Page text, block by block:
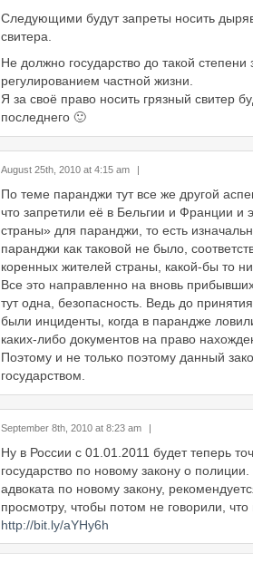
Следующими будут запреты носить
свитера.
Не должно государство до такой степени
регулированием частной жизни.
Я за своё право носить грязный свитер
последнего 🙂
August 25th, 2010 at 4:15 am |
По теме паранджи тут все же другой
что запретили её в Бельгии и Франции и
страны» для паранджи, то есть
паранджи как таковой не было,
коренных жителей страны, какой-бы то
Все это направленно на вновь
тут одна, безопасность. Ведь до
были инциденты, когда в парандже
каких-либо документов на право
Поэтому и не только поэтому данный
государством.
September 8th, 2010 at 8:23 am |
Ну в России с 01.01.2011 будет теперь
государство по новому закону о
адвоката по новому закону,
просмотру, чтобы потом не говорили, что
http://bit.ly/aYHy6h